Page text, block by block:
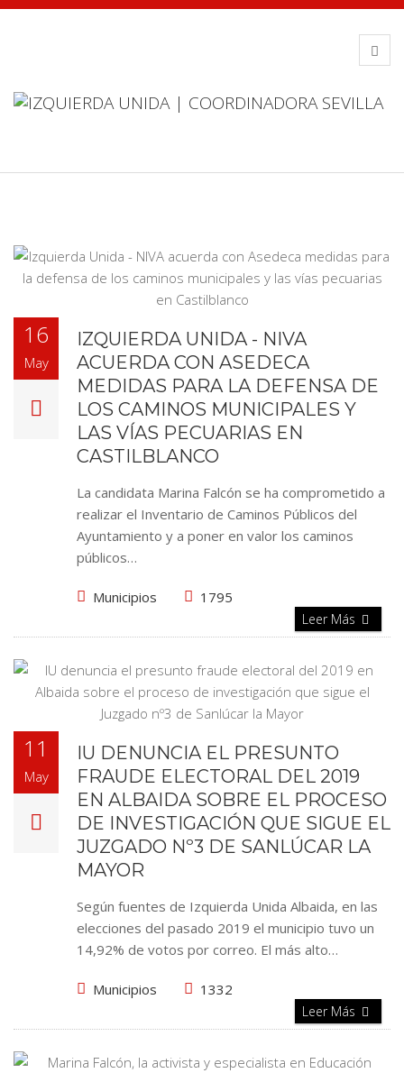
16
May
IZQUIERDA UNIDA - NIVA
ACUERDA CON ASEDECA
MEDIDAS PARA LA DEFENSA DE
LOS CAMINOS MUNICIPALES Y
LAS VÍAS PECUARIAS EN
CASTILBLANCO
La candidata Marina Falcón se ha comprometido a
realizar el Inventario de Caminos Públicos del
Ayuntamiento y a poner en valor los caminos
públicos…
Municipios 1795
Leer Más
11
May
IU DENUNCIA EL PRESUNTO
FRAUDE ELECTORAL DEL 2019
EN ALBAIDA SOBRE EL PROCESO
DE INVESTIGACIÓN QUE SIGUE EL
JUZGADO Nº3 DE SANLÚCAR LA
MAYOR
Según fuentes de Izquierda Unida Albaida, en las
elecciones del pasado 2019 el municipio tuvo un
14,92% de votos por correo. El más alto…
Municipios 1332
Leer Más